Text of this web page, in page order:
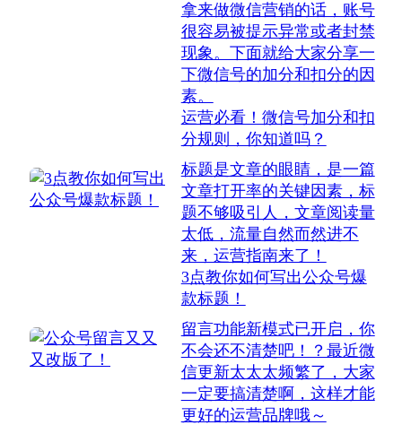
拿来做微信营销的话，账号
很容易被提示异常或者封禁
现象。下面就给大家分享一
下微信号的加分和扣分的因
素。
运营必看！微信号加分和扣
分规则，你知道吗？
标题是文章的眼睛，是一篇
文章打开率的关键因素，标
题不够吸引人，文章阅读量
太低，流量自然而然进不
来，运营指南来了！
3点教你如何写出公众号爆
款标题！
留言功能新模式已开启，你
不会还不清楚吧！？最近微
信更新太太太频繁了，大家
一定要搞清楚啊，这样才能
更好的运营品牌哦～